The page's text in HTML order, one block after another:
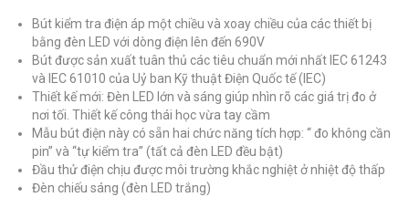
Bút kiểm tra điện áp một chiều và xoay chiều của các thiết bị
bằng đèn LED với dòng điện lên đến 690V
Bút được sản xuất tuân thủ các tiêu chuẩn mới nhất IEC 61243
và IEC 61010 của Uỷ ban Kỹ thuật Điện Quốc tế (IEC)
Thiết kế mới: Đèn LED lớn và sáng giúp nhìn rõ các giá trị đo ở
nơi tối. Thiết kế công thái học vừa tay cầm
Mẫu bút điện này có sẵn hai chức năng tích hợp: “ đo không cần
pin” và “tự kiểm tra” (tất cả đèn LED đều bật)
Đầu thử điện chịu được môi trường khắc nghiệt ở nhiệt độ thấp
Đèn chiếu sáng (đèn LED trắng)